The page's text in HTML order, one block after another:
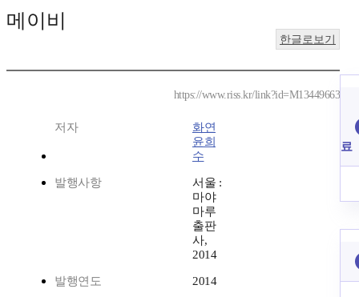
메이비
한글로보기
https://www.riss.kr/link?id=M13449663
저자
화연
윤희
수
발행사항
서울 :
마야
마루
출판
사,
2014
발행연도 2014
료